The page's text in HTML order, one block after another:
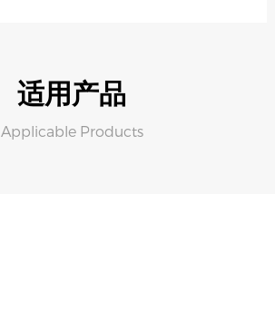
适用产品
Applicable Products